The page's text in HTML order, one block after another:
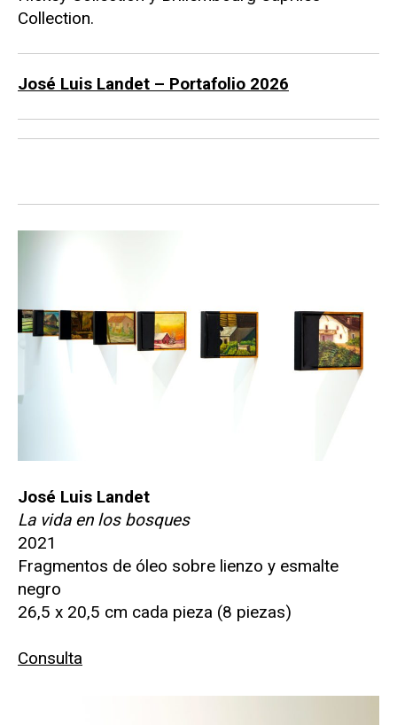
Collection.
José Luis Landet – Portafolio 2026
José Luis Landet
La vida en los bosques
2021
Fragmentos de óleo sobre lienzo y esmalte
negro
26,5 x 20,5 cm cada pieza (8 piezas)
Consulta